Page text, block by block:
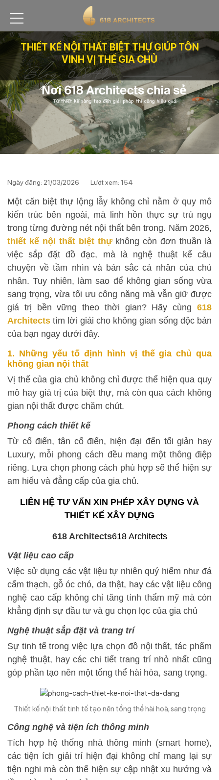
THIẾT KẾ NỘI THẤT BIỆT THỰ GIÚP TÔN
VINH VỊ THẾ GIA CHỦ
Ngày đăng: 21/03/2026 Lượt xem: 154
Một căn biệt thự lộng lẫy không chỉ nằm ở quy mô
kiến trúc bên ngoài, mà linh hồn thực sự trú ngụ
trong từng đường nét nội thất bên trong. Năm 2026,
thiết kế nội thất biệt thựkhông còn đơn thuần là
việc sắp đặt đồ đạc, mà là nghệ thuật kể câu
chuyện về tầm nhìn và bản sắc cá nhân của chủ
nhân. Tuy nhiên, làm sao để không gian sống vừa
sang trọng, vừa tối ưu công năng mà vẫn giữ được
giá trị bền vững theo thời gian? Hãy cùng 618
Architects tìm lời giải cho không gian sống độc bản
của bạn ngay dưới đây.
1. Những yếu tố định hình vị thế gia chủ qua
không gian nội thất
Vị thế của gia chủ không chỉ được thể hiện qua quy
mô hay giá trị của biệt thự, mà còn qua cách không
gian nội thất được chăm chút.
Phong cách thiết kế
Từ cổ điển, tân cổ điển, hiện đại đến tối giản hay
Luxury, mỗi phong cách đều mang một thông điệp
riêng. Lựa chọn phong cách phù hợp sẽ thể hiện sự
am hiểu và đẳng cấp của gia chủ.
LIÊN HỆ TƯ VẤN XIN PHÉP XÂY DỰNG VÀ
THIẾT KẾ XÂY DỰNG
Vật liệu cao cấp
Việc sử dụng các vật liệu tự nhiên quý hiếm như đá
cẩm thạch, gỗ óc chó, da thật, hay các vật liệu công
nghệ cao cấp không chỉ tăng tính thẩm mỹ mà còn
khẳng định sự đầu tư và gu chọn lọc của gia chủ
Nghệ thuật sắp đặt và trang trí
Sự tinh tế trong việc lựa chọn đồ nội thất, tác phẩm
nghệ thuật, hay các chi tiết trang trí nhỏ nhất cũng
góp phần tạo nên một tổng thể hài hòa, sang trọng.
Thiết kế nội thất tinh tế tạo nên tổng thể hài hoà, sang trọng
Công nghệ và tiện ích thông minh
Tích hợp hệ thống nhà thông minh (smart home),
các tiện ích giải trí hiện đại không chỉ mang lại sự
tiện nghi mà còn thể hiện sự cập nhật xu hướng và